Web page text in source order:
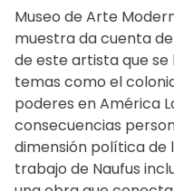
Museo de Arte
muestra da cuenta
de este artista que
temas como el
poderes en América
consecuencias
dimensión política de
trabajo de Naufus